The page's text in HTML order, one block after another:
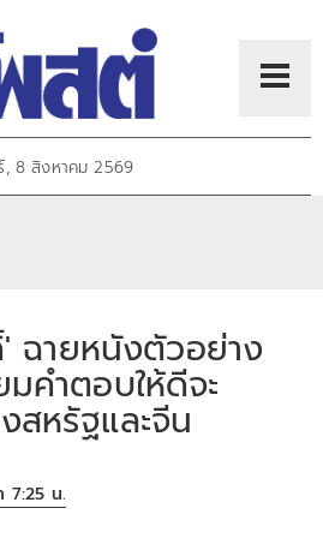
, 8 สิงหาคม 2569
ฉายหนังตัวอย่าง
คำตอบให้ดีจะ
สหรัฐและจีน
7:25 น.